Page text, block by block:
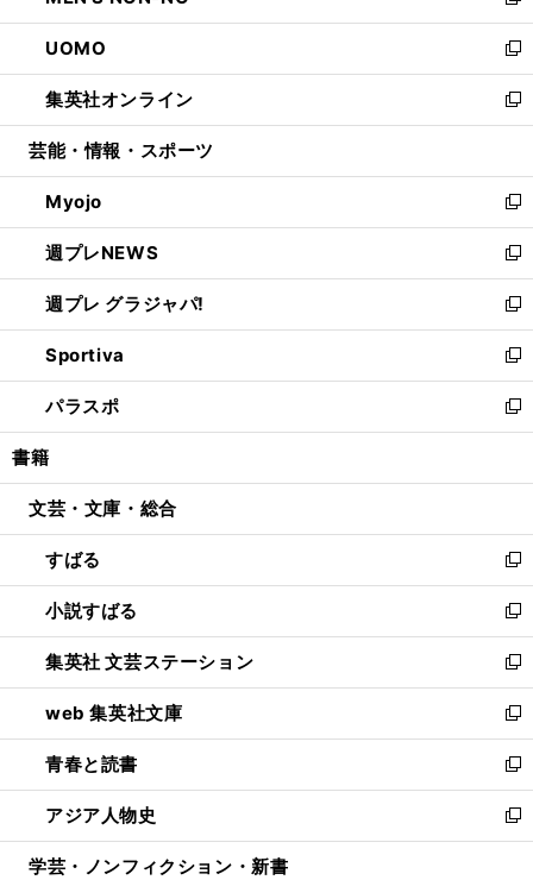
開
く
ウ
で
開
く
ン
ド
ウ
で
開
ウ
ィ
ン
ド
ウ
開
く
し
い
ウ
ィ
ン
ウ
で
開
く
UOMO
新
し
い
ウ
ン
ド
ウ
で
開
く
集英社オンライン
新
し
ウ
ィ
ン
ド
ウ
で
開
く
芸能・情報・スポーツ
Myojo
新
し
い
ウ
ィ
ン
ド
ウ
で
開
週プレNEWS
新
し
い
ウ
ィ
ン
ド
ウ
開
週プレ グラジャパ!
新
し
い
ウ
ィ
ン
ウ
開
く
Sportiva
新
し
い
ウ
ン
ウ
で
開
く
パラスポ
新
し
ウ
ン
ド
ウ
で
開
く
書籍
文芸・文庫・総合
すばる
新
し
い
ウ
ィ
ン
ド
ウ
で
開
く
小説すばる
新
し
い
ウ
ィ
ン
ド
ウ
で
開
集英社 文芸ステーション
新
し
い
ウ
ィ
ン
ド
ウ
web 集英社文庫
新
し
い
ウ
ィ
ン
青春と読書
新
し
い
ウ
アジア人物史
新
し
学芸・ノンフィクション・新書